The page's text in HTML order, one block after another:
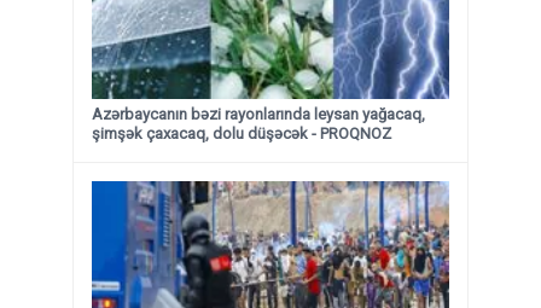
Azərbaycanın bəzi rayonlarında leysan yağacaq,
şimşək çaxacaq, dolu düşəcək - PROQNOZ